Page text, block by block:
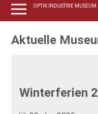
OPTIK INDUSTRIE
Aktuelle
Winterferien